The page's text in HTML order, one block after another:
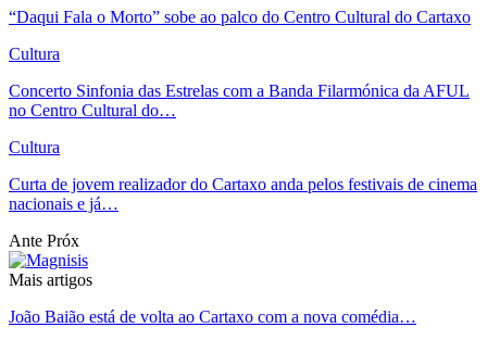
“Daqui Fala o Morto” sobe ao palco do Centro Cultural do Cartaxo
Cultura
Concerto Sinfonia das Estrelas com a Banda Filarmónica da AFUL
no Centro Cultural do…
Cultura
Curta de jovem realizador do Cartaxo anda pelos festivais de cinema
nacionais e já…
Ante Próx
Mais artigos
João Baião está de volta ao Cartaxo com a nova comédia…